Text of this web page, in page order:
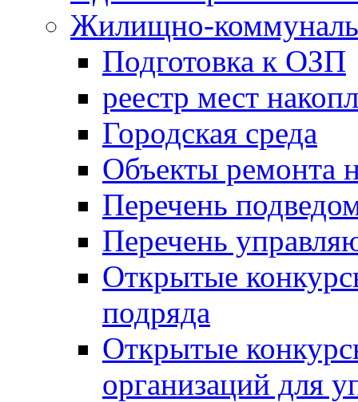
Жилищно-
Подготовка к ОЗП
реестр мест
Городская среда
Объекты ремонта
Перечень
Перечень
Открытые
подряда
Открытые
организаций для